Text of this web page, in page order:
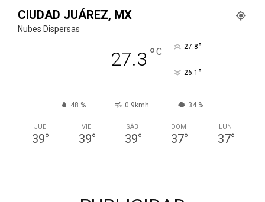
CIUDAD JUÁREZ, MX
Nubes Dispersas
27.3 °C 27.8°
26.1 °
48 % 0.9kmh 34 %
JUE
39°
VIE
39°
SÁB
39°
DOM
37°
LUN
37°